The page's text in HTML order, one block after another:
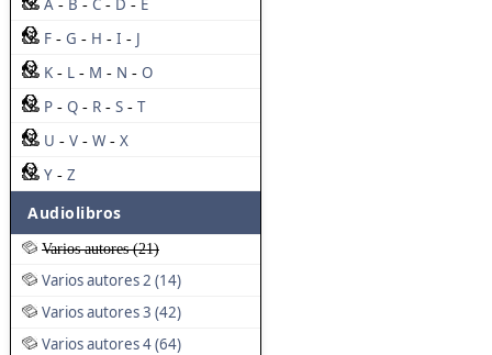
A - B - C - D - E
F - G - H - I - J
K - L - M - N - O
P - Q - R - S - T
U - V - W - X
Y - Z
Audiolibros
Varios autores (21)
Varios autores 2 (14)
Varios autores 3 (42)
Varios autores 4 (64)